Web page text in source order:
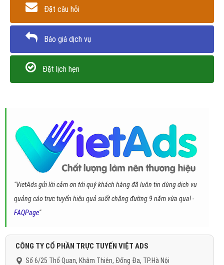
Đặt câu hỏi
Báo giá dịch vụ
Đặt lịch hẹn
"VietAds gửi lời cảm ơn tới quý khách hàng đã luôn tin dùng dịch vụ
quảng cáo trực tuyến hiệu quả suốt chặng đường 9 năm vừa qua! -
FAQPage"
CÔNG TY CỔ PHẦN TRỰC TUYẾN VIỆT ADS
Số 6/25 Thổ Quan, Khâm Thiên, Đống Đa, TP.Hà Nội